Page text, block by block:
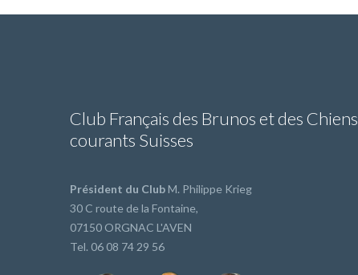
Club Français des Brunos et des Chiens
courants Suisses
Président du ClubM. Philippe Krieg
30 C route de la Fontaine,
07150 ORGNAC L'AVEN
Tel. 06 08 74 29 56